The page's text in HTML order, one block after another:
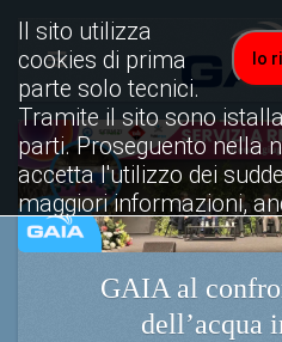
GAIA al
dell’acqua
Io
Il sito utilizza
cookies di prima
parte solo tecnici.
Tramite il sito sono
parti. Proseguento nella
accetta l'utilizzo dei
maggiori informazioni,
disattivazione, è
l'informativa cookies
Visualizza